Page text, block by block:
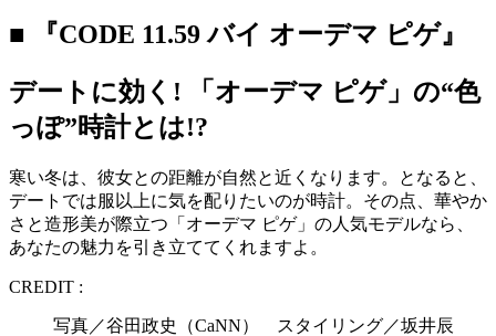
■ 『CODE 11.59 バイ オーデマ ピゲ』
デートに効く! 「オーデマ ピゲ」の“色
っぽ”時計とは!?
寒い冬は、彼女との距離が自然と近くなります。となると、
デートでは服以上に気を配りたいのが時計。その点、華やか
さと造形美が際立つ「オーデマ ピゲ」の人気モデルなら、
あなたの魅力を引き立ててくれますよ。
CREDIT :
写真／谷田政史（CaNN） スタイリング／坂井辰